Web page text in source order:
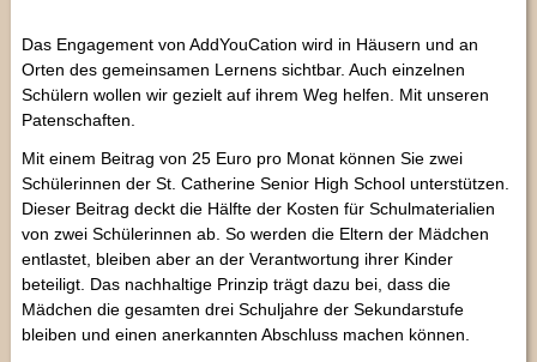
Das Engagement von AddYouCation wird in Häusern und an
Orten des gemeinsamen Lernens sichtbar. Auch einzelnen
Schülern wollen wir gezielt auf ihrem Weg helfen. Mit unseren
Patenschaften.
Mit einem Beitrag von 25 Euro pro Monat können Sie zwei
Schülerinnen der St. Catherine Senior High School unterstützen.
Dieser Beitrag deckt die Hälfte der Kosten für Schulmaterialien
von zwei Schülerinnen ab. So werden die Eltern der Mädchen
entlastet, bleiben aber an der Verantwortung ihrer Kinder
beteiligt. Das nachhaltige Prinzip trägt dazu bei, dass die
Mädchen die gesamten drei Schuljahre der Sekundarstufe
bleiben und einen anerkannten Abschluss machen können.